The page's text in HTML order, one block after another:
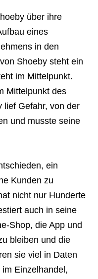
über ihre
eines
in den
Shoeby steht ein
im Mittelpunkt.
Mittelpunkt des
lief Gefahr, von der
und musste seine
ein
Kunden zu
nicht nur Hunderte
auch in seine
Shop, die App und
bleiben und die
sie viel in Daten
Einzelhandel,